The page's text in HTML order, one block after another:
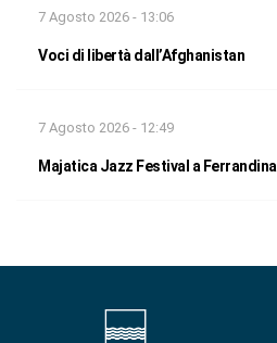
7 Agosto 2026 - 13:06
Voci di libertà dall’Afghanistan
7 Agosto 2026 - 12:49
Majatica Jazz Festival a Ferrandina